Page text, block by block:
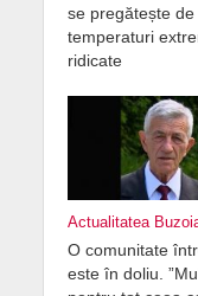
se pregătește de
temperaturi
ridicate
Actualitatea
O comunitate
este în doliu.